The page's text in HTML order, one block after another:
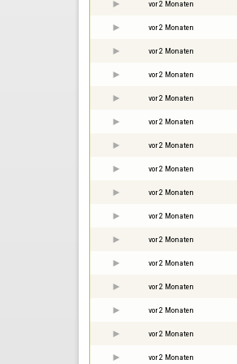
vor 2 Monaten
vor 2 Monaten
vor 2 Monaten
vor 2 Monaten
vor 2 Monaten
vor 2 Monaten
vor 2 Monaten
vor 2 Monaten
vor 2 Monaten
vor 2 Monaten
vor 2 Monaten
vor 2 Monaten
vor 2 Monaten
vor 2 Monaten
vor 2 Monaten
vor 2 Monaten